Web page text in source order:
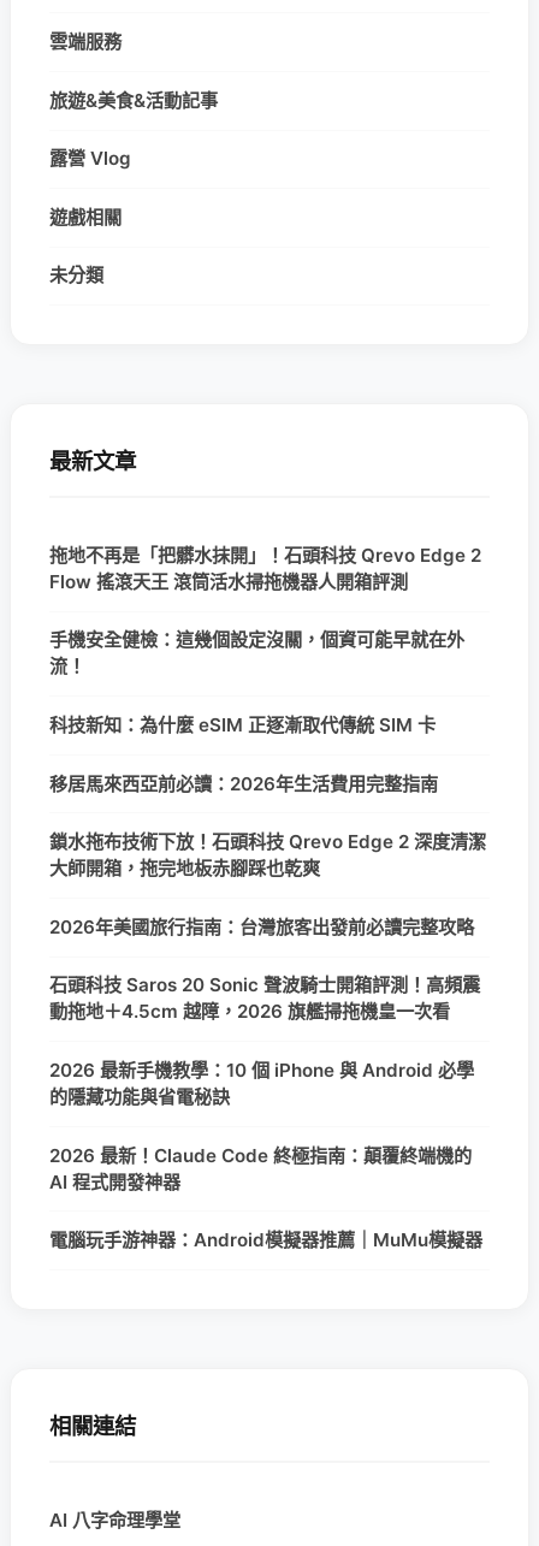
雲端服務
旅遊&美食&活動記事
露營 Vlog
遊戲相關
未分類
最新文章
拖地不再是「把髒水抹開」！石頭科技 Qrevo Edge 2
Flow 搖滾天王 滾筒活水掃拖機器人開箱評測
手機安全健檢：這幾個設定沒關，個資可能早就在外
流！
科技新知：為什麼 eSIM 正逐漸取代傳統 SIM 卡
移居馬來西亞前必讀：2026年生活費用完整指南
鎖水拖布技術下放！石頭科技 Qrevo Edge 2 深度清潔
大師開箱，拖完地板赤腳踩也乾爽
2026年美國旅行指南：台灣旅客出發前必讀完整攻略
石頭科技 Saros 20 Sonic 聲波騎士開箱評測！高頻震
動拖地＋4.5cm 越障，2026 旗艦掃拖機皇一次看
2026 最新手機教學：10 個 iPhone 與 Android 必學
的隱藏功能與省電秘訣
2026 最新！Claude Code 終極指南：顛覆終端機的
AI 程式開發神器
電腦玩手游神器：Android模擬器推薦｜MuMu模擬器
相關連結
AI 八字命理學堂